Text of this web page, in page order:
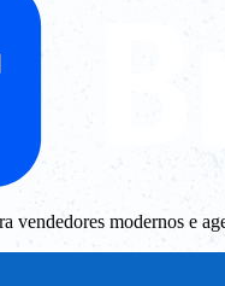
vendedores modernos e